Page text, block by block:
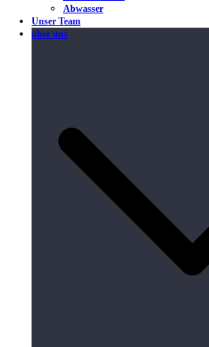
Abwasser
Unser Team
über uns